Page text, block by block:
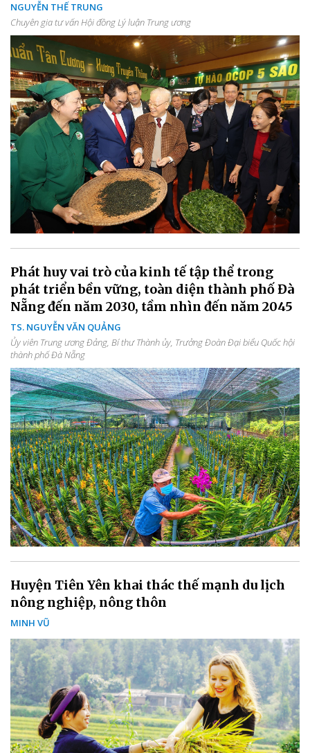
NGUYỄN THẾ TRUNG
Chuyên gia tư vấn Hội đồng Lý luận Trung ương
Phát huy vai trò của kinh tế tập thể trong
phát triển bền vững, toàn diện thành phố Đà
Nẵng đến năm 2030, tầm nhìn đến năm 2045
TS. NGUYỄN VĂN QUẢNG
Ủy viên Trung ương Đảng, Bí thư Thành ủy, Trưởng Đoàn Đại biểu Quốc hội
thành phố Đà Nẵng
Huyện Tiên Yên khai thác thế mạnh du lịch
nông nghiệp, nông thôn
MINH VŨ